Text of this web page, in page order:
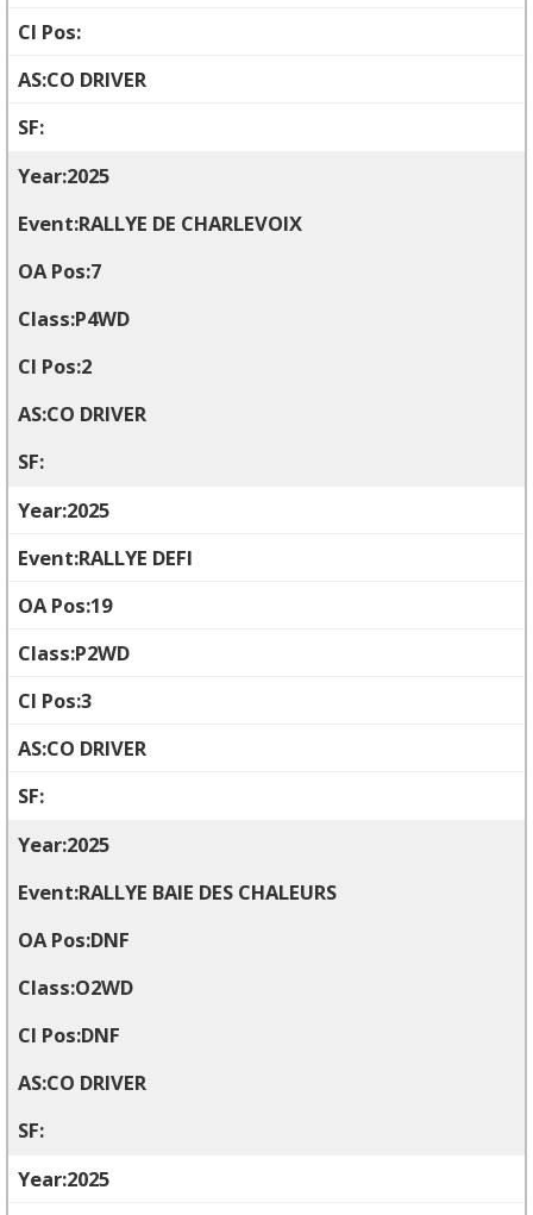
CO DRIVER
2025
RALLYE DE CHARLEVOIX
7
P4WD
2
CO DRIVER
2025
RALLYE DEFI
19
P2WD
3
CO DRIVER
2025
RALLYE BAIE DES CHALEURS
DNF
O2WD
DNF
CO DRIVER
2025